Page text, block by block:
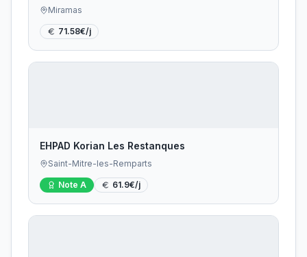
Miramas
71.58€/j
EHPAD Korian Les Restanques
Saint-Mitre-les-Remparts
Note A 61.9€/j